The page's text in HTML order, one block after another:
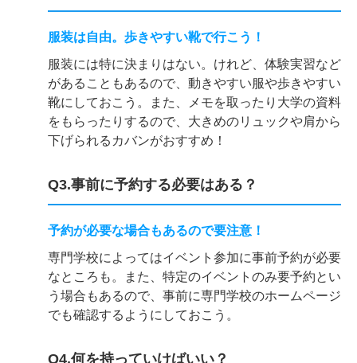
服装は自由。歩きやすい靴で行こう！
服装には特に決まりはない。けれど、体験実習など
があることもあるので、動きやすい服や歩きやすい
靴にしておこう。また、メモを取ったり大学の資料
をもらったりするので、大きめのリュックや肩から
下げられるカバンがおすすめ！
Q3.事前に予約する必要はある？
予約が必要な場合もあるので要注意！
専門学校によってはイベント参加に事前予約が必要
なところも。また、特定のイベントのみ要予約とい
う場合もあるので、事前に専門学校のホームページ
でも確認するようにしておこう。
Q4.何を持っていけばいい？